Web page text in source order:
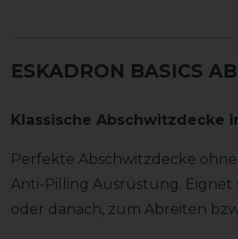
ESKADRON BASICS
Klassische Abschwitzdecke
Perfekte Abschwitzdecke
Anti-Pilling Ausrüstung.
oder danach, zum Abreiten